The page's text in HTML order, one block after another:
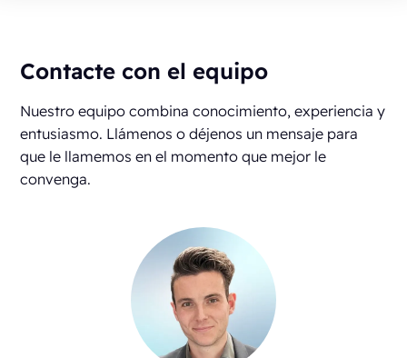
Contacte con el equipo
Nuestro equipo combina conocimiento, experiencia y
entusiasmo. Llámenos o déjenos un mensaje para
que le llamemos en el momento que mejor le
convenga.